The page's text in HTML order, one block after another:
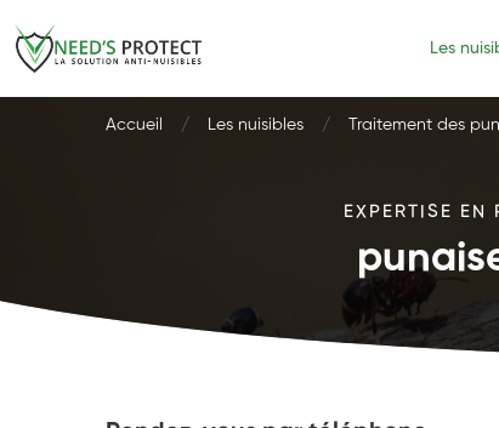
Les
Accueil Les nuisibles Traitement des
EXPERTISE